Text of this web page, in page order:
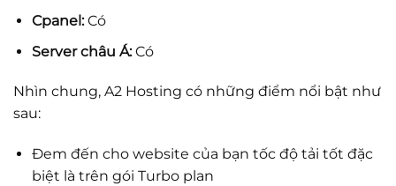
Cpanel:Có
Server châu Á:Có
Nhìn chung, A2 Hosting có những điểm nổi bật như
sau:
Đem đến cho website của bạn tốc độ tải tốt đặc
biệt là trên gói Turbo plan